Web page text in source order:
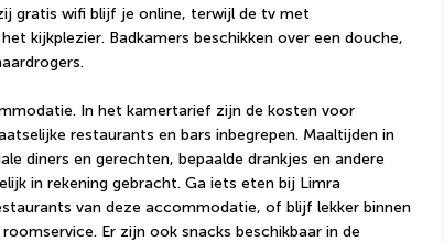
gratis wifi blijf je online, terwijl de tv met
kijkplezier. Badkamers beschikken over een douche,
In het kamertarief zijn de kosten voor
restaurants en bars inbegrepen. Maaltijden in
diners en gerechten, bepaalde drankjes en andere
in rekening gebracht. Ga iets eten bij Limra
van deze accommodatie, of blijf lekker binnen
Er zijn ook snacks beschikbaar in de